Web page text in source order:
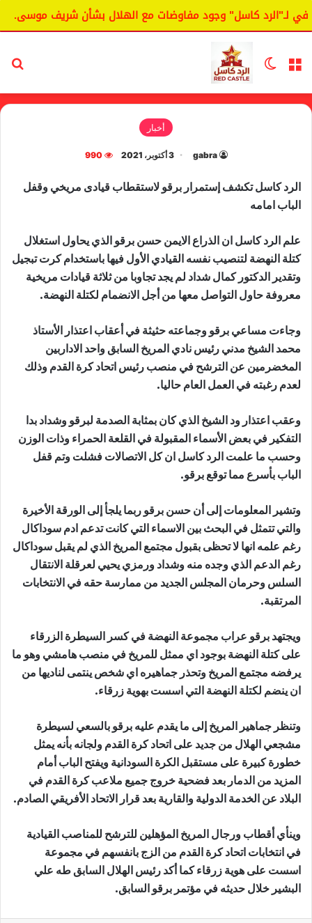
لـ"الرد كاسل" وجود مفاوضات مع الهلال بشأن شريف موسى.
القائمة الوضع المظلم
أخبار
gabra 3 أكتوبر، 2021 990
الرد كاسل تكشف إستمرار برقو لاستقطاب قيادى مريخي وقفل
الباب امامه
علم الرد كاسل ان الذراع الايمن حسن برقو الذي يحاول استغلال
كتلة النهضة لتنصيب نفسه القيادي الأول فيها باستخدام كرت تبجيل
وتقدير الدكتور كمال شداد لم يجد تجاوبا من ثلاثة قيادات مريخية
معروفة حاول التواصل معها من أجل الانضمام لكتلة النهضة.
وجاءت مساعي برقو وجماعته حثيثة في أعقاب اعتذار الأستاذ
محمد الشيخ مدني رئيس نادي المريخ السابق واحد الاداربين
المخضرمين عن الترشح في منصب رئيس اتحاد كرة القدم وذلك
لعدم رغبته في العمل العام حاليا.
وعقب اعتذار ود الشيخ الذي كان بمثابة الصدمة لبرقو وشداد بدا
التفكير في بعض الأسماء المقبولة في القلعة الحمراء وذات الوزن
وحسب ما علمت الرد كاسل ان كل الاتصالات فشلت وتم قفل
الباب بأسرع مما توقع برقو.
وتشير المعلومات إلى أن حسن برقو ربما يلجأ إلى الورقة الأخيرة
والتي تتمثل في البحث بين الاسماء التي كانت تدعم ادم سوداكال
رغم علمه انها لا تحظى بقبول مجتمع المريخ الذي لم يقبل سوداكال
رغم الدعم الذي وجده منه وشداد ورمزي يحيي لعرقلة الانتقال
السلس وحرمان المجلس الجديد من ممارسة حقه في الانتخابات
المرتقبة.
ويجتهد برقو عراب مجموعة النهضة في كسر السيطرة الزرقاء
على كتلة النهضة بوجود اي ممثل للمريخ في منصب هامشي وهو ما
يرفضه مجتمع المريخ وتحذر جماهيره اي شخص ينتمى لناديها من
ان ينضم لكتلة النهضة التي اسست بهوية زرقاء.
وتنظر جماهير المريخ إلى ما يقدم عليه برقو بالسعي لسيطرة
مشجعي الهلال من جديد على اتحاد كرة القدم ولجانه بأنه يمثل
خطورة كبيرة على مستقبل الكرة السودانية ويفتح الباب أمام
المزيد من الدمار بعد فضحية خروج جميع ملاعب كرة القدم في
البلاد عن الخدمة الدولية والقارية بعد قرار الاتحاد الأفريقي الصادم.
وينأي أقطاب ورجال المريخ المؤهلين للترشح للمناصب القيادية
في انتخابات اتحاد كرة القدم من الزج بانفسهم في مجموعة
اسست على هوية زرقاء كما أكد رئيس الهلال السابق طه علي
البشير خلال حديثه في مؤتمر برقو السابق.